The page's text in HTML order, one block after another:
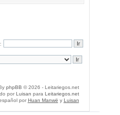
phpBB © 2026 - Leitariegos.net
por Luisan para Leitariegos.net
por Huan Manwë y Luisan